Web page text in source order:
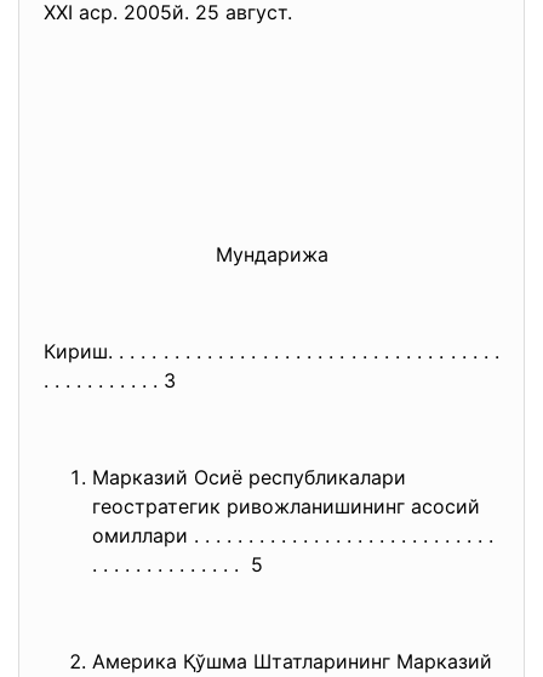
XXI аср. 2005й. 25 август.
Мундарижа
Кириш. . . . . . . . . . . . . . . . . . . . . . . . . . . . . . . . . . . .
. . . . . . . . . . . 3
Марказий Осиё республикалари
геостратегик ривожланишининг асосий
омиллари . . . . . . . . . . . . . . . . . . . . . . . . . . . .
. . . . . . . . . . . . . . 5
Америка Қўшма Штатларининг Марказий